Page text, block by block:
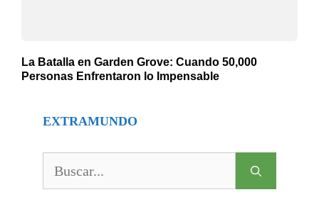
La Batalla en Garden Grove: Cuando 50,000
Personas Enfrentaron lo Impensable
EXTRAMUNDO